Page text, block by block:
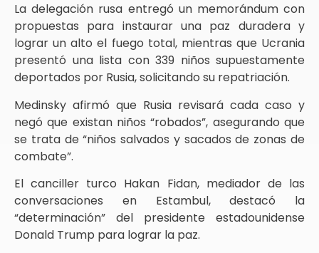
La delegación rusa entregó un memorándum con
propuestas para instaurar una paz duradera y
lograr un alto el fuego total, mientras que Ucrania
presentó una lista con 339 niños supuestamente
deportados por Rusia, solicitando su repatriación.
Medinsky afirmó que Rusia revisará cada caso y
negó que existan niños “robados”, asegurando que
se trata de “niños salvados y sacados de zonas de
combate”.
El canciller turco Hakan Fidan, mediador de las
conversaciones en Estambul, destacó la
“determinación” del presidente estadounidense
Donald Trump para lograr la paz.